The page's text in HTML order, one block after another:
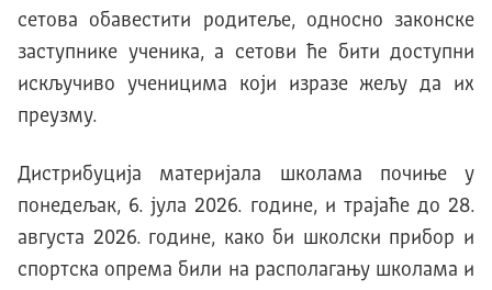
сетова обавестити родитеље, односно законске
заступнике ученика, а сетови ће бити доступни
искључиво ученицима који изразе жељу да их
преузму.
Дистрибуција материјала школама почиње у
понедељак, 6. јула 2026. године, и трајаће до 28.
августа 2026. године, како би школски прибор и
спортска опрема били на располагању школама и